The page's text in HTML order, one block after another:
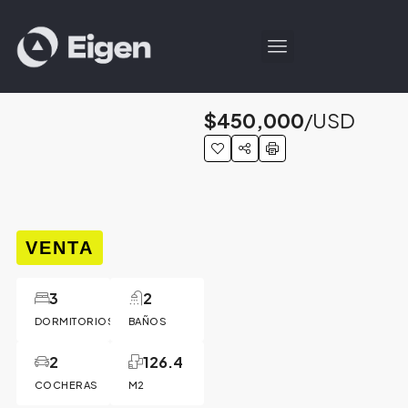
VENTA
DORMITORIOS
3
BAÑOS
2
COCHERAS
2
M2
126.4
$450,000/USD